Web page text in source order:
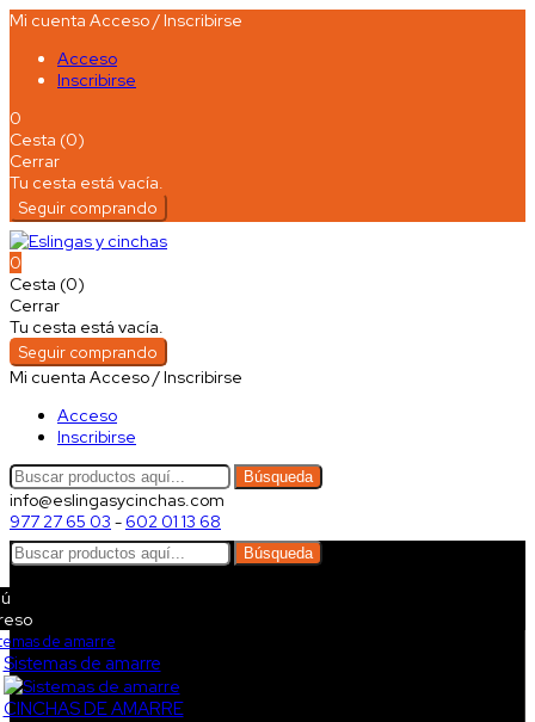
Mi cuenta Acceso / Inscribirse
Acceso
Inscribirse
0
Cesta (0)
Cerrar
Tu cesta está vacía.
Seguir comprando
0
Cesta (0)
Cerrar
Tu cesta está vacía.
Seguir comprando
Mi cuenta Acceso / Inscribirse
Acceso
Inscribirse
Búsqueda
info@eslingasycinchas.com
977 27 65 03 - 602 01 13 68
Búsqueda
de amarre
Sistemas de amarre
CINCHAS DE AMARRE